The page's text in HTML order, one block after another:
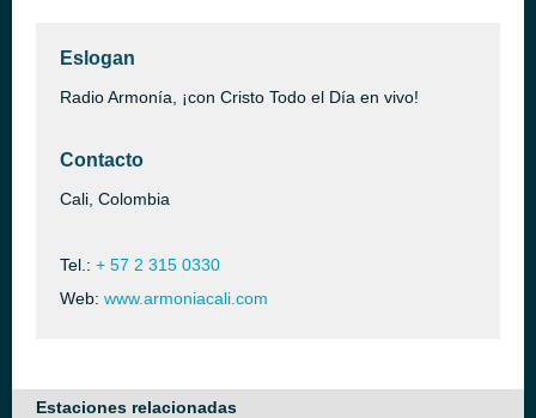
Eslogan
Radio Armonía, ¡con Cristo Todo el Día en vivo!
Contacto
Cali, Colombia
Tel.: + 57 2 315 0330
Web: www.armoniacali.com
Estaciones relacionadas